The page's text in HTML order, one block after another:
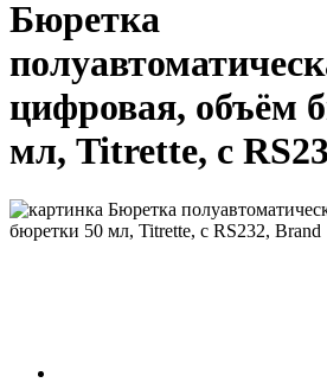
Бюретка
цифровая, объём
мл, Titrette, с